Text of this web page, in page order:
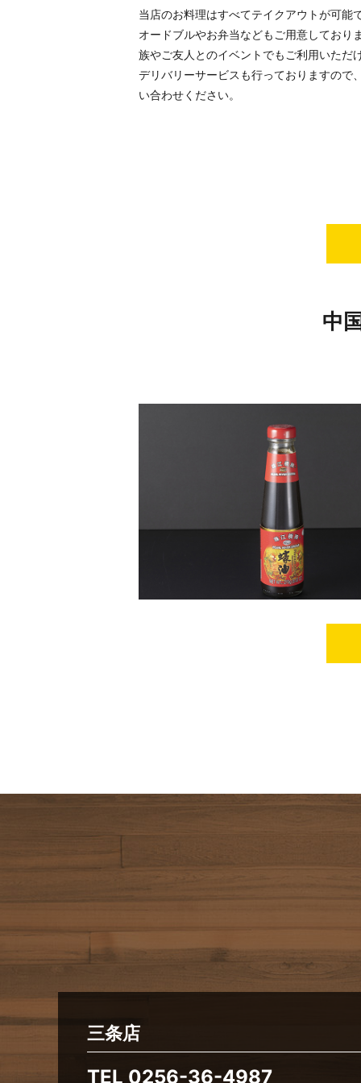
当店のお料理はすべてテイクアウトが可能
オードブルやお弁当などもご用意しており
族やご友人とのイベントでもご利用いただ
デリバリーサービスも行っておりますので
い合わせください。
中
三条店
TEL 0256-36-4987